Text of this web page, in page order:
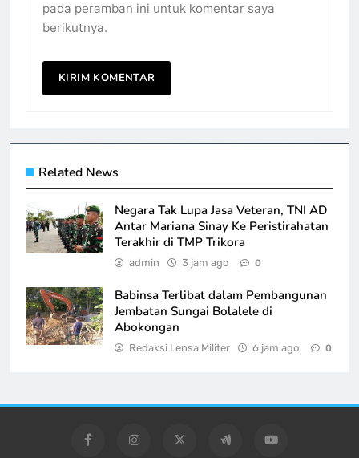
pada peramban ini untuk komentar saya
berikutnya.
Related News
Negara Tak Lupa Jasa Veteran, TNI AD
Antar Mariana Sinay Ke Peristirahatan
Terakhir di TMP Trikora
admin 3 jam ago 0
Babinsa Terlibat dalam Pembangunan
Jembatan Sungai Bolalele di
Abokongan
Redaksi Lensa Militer 6 jam ago 0